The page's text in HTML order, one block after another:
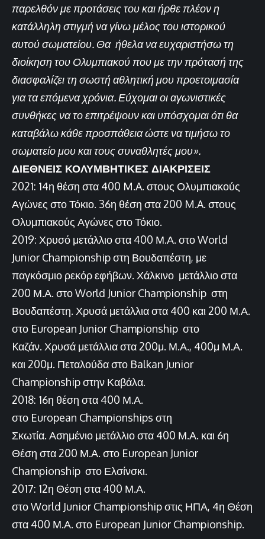
παρελθόν με προτάσεις του και ήρθε πλέον η
κατάλληλη στιγμή να γίνω μέλος του ιστορικού
αυτού σωματείου. Θα ήθελα να ευχαριστήσω τη
διοίκηση του Ολυμπιακού που με την πρότασή της
διασφαλίζει τη σωστή αθλητική μου προετοιμασία
για τα επόμενα χρόνια. Εύχομαι οι αγωνιστικές
συνθήκες να το επιτρέψουν και υπόσχομαι ότι θα
καταβάλω κάθε προσπάθεια ώστε να τιμήσω το
σωματείο μου και τους συναθλητές μου».
ΔΙΕΘΝΕΙΣ ΚΟΛΥΜΒΗΤΙΚΕΣ ΔΙΑΚΡΙΣΕΙΣ
2021: 14η θέση στα 400 M.A. στους Ολυμπιακούς
Αγώνες στο Τόκιο. 36η θέση στα 200 M.A. στους
Ολυμπιακούς Αγώνες στο Τόκιο.
2019: Χρυσό μετάλλιο στα 400 Μ.Α. στο World
Junior Championship στη Βουδαπέστη, με
παγκόσμιο ρεκόρ εφήβων. Χάλκινο μετάλλιο στα
200 Μ.Α. στο World Junior Championship στη
Βουδαπέστη. Χρυσά μετάλλια στα 400 και 200 Μ.Α.
στο European Junior Championship στο
Kαζάν. Χρυσά μετάλλια στα 200μ. Μ.Α., 400μ Μ.Α.
και 200μ. Πεταλούδα στο Balkan Junior
Championship στην Καβάλα.
2018: 16η θέση στα 400 Μ.Α.
στο European Championships στη
Σκωτία. Ασημένιο μετάλλιο στα 400 Μ.Α. και 6η
Θέση στα 200 Μ.Α. στο European Junior
Championship στο Ελσίνσκι.
2017: 12η Θέση στα 400 Μ.Α.
στο World Junior Championship στις ΗΠΑ, 4η Θέση
στα 400 Μ.Α. στο European Junior Championship.